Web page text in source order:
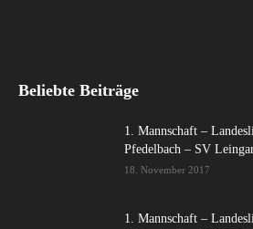
Beliebte Beiträge
1. Mannschaft –
Pfedelbach – SV
18. November 2017
1. Mannschaft –